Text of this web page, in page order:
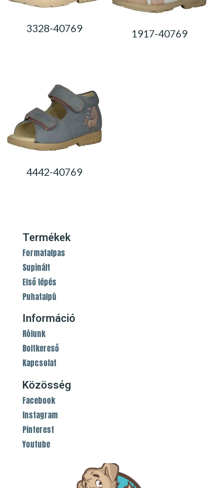
3328-40769 1917-40769
4442-40769
Termékek
Formatalpas
Supinált
Első lépés
Puhatalpú
Információ
Rólunk
Boltkereső
Kapcsolat
Közösség
Facebook
Instagram
Pinterest
Youtube